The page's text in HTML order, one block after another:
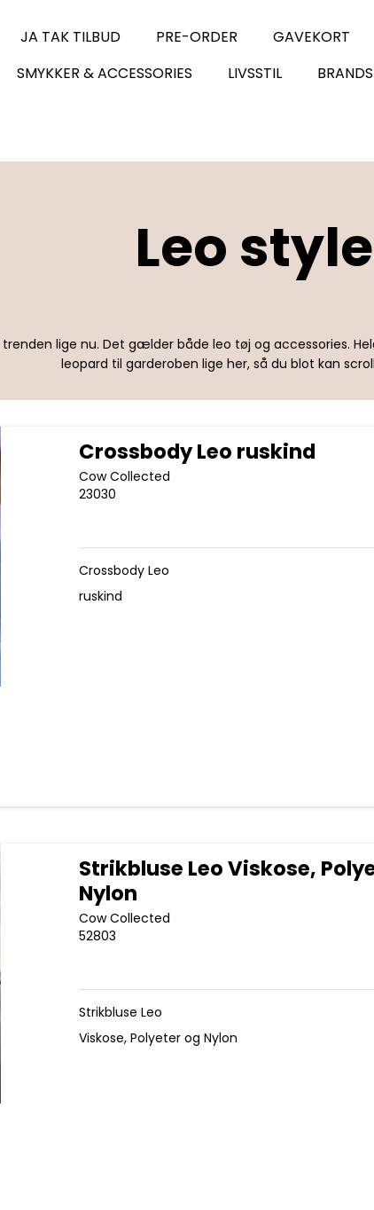
JA TAK TILBUD PRE-ORDER GAVEKORT
SMYKKER & ACCESSORIES LIVSSTIL BRANDS
Leo
trenden lige nu. Det gælder både leo tøj og accessories.
leopard til garderoben lige her, så du blot kan
Crossbody Leo ruskind
Cow Collected
23030
Crossbody Leo
ruskind
Strikbluse Leo Viskose,
Nylon
Cow Collected
52803
Strikbluse Leo
Viskose, Polyeter og Nylon